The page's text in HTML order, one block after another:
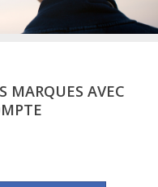
MARQUES AVEC